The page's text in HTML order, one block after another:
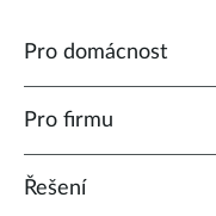
Pro domácnost
Pro firmu
Řešení